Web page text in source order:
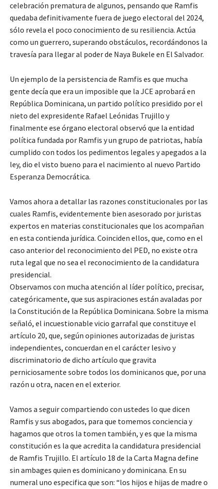
celebración prematura de algunos, pensando que Ramfis
quedaba definitivamente fuera de juego electoral del 2024,
sólo revela el poco conocimiento de su resiliencia. Actúa
como un guerrero, superando obstáculos, recordándonos la
travesía para llegar al poder de Naya Bukele en El Salvador.
Un ejemplo de la persistencia de Ramfis es que mucha
gente decía que era un imposible que la JCE aprobará en
República Dominicana, un partido político presidido por el
nieto del expresidente Rafael Leónidas Trujillo y
finalmente ese órgano electoral observó que la entidad
política fundada por Ramfis y un grupo de patriotas, había
cumplido con todos los pedimentos legales y apegados a la
ley, dio el visto bueno para el nacimiento al nuevo Partido
Esperanza Democrática.
Vamos ahora a detallar las razones constitucionales por las
cuales Ramfis, evidentemente bien asesorado por juristas
expertos en materias constitucionales que los acompañan
en esta contienda jurídica. Coinciden ellos, que, como en el
caso anterior del reconocimiento del PED, no existe otra
ruta legal que no sea el reconocimiento de la candidatura
presidencial.
Observamos con mucha atención al líder político, precisar,
categóricamente, que sus aspiraciones están avaladas por
la Constitución de la República Dominicana. Sobre la misma
señaló, el incuestionable vicio garrafal que constituye el
artículo 20, que, según opiniones autorizadas de juristas
independientes, concuerdan en el carácter lesivo y
discriminatorio de dicho artículo que gravita
perniciosamente sobre todos los dominicanos que, por una
razón u otra, nacen en el exterior.
Vamos a seguir compartiendo con ustedes lo que dicen
Ramfis y sus abogados, para que tomemos conciencia y
hagamos que otros la tomen también, y es que la misma
constitución es la que acredita la candidatura presidencial
de Ramfis Trujillo. El artículo 18 de la Carta Magna define
sin ambages quien es dominicano y dominicana. En su
numeral uno especifica que son: “los hijos e hijas de madre o